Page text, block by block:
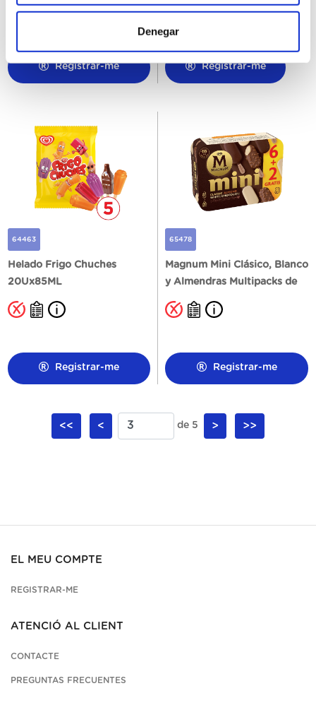
Denegar
Registrar-me Registrar-me
64463
Helado Frigo Chuches
20Ux85ML
Registrar-me
65478
Magnum Mini Clásico, Blanco
y Almendras Multipacks de
Registrar-me
<< < de 5 > >>
EL MEU COMPTE
REGISTRAR-ME
ATENCIÓ AL CLIENT
CONTACTE
PREGUNTAS FRECUENTES